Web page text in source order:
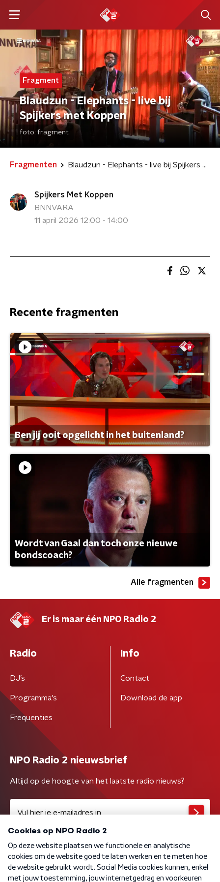
Fragment
Blaudzun - Elephants - live bij
Spijkers met Koppen
foto: fragment
Fragmenten Blaudzun - Elephants - live bij Spijkers met Koppen
Spijkers Met Koppen
BNNVARA
11 april 2026 12:00 - 14:00
Recente fragmenten
Ben jij ooit opgelicht in het buitenland?
Wordt van Gaal dan toch onze nieuwe
bondscoach?
Alle fragmenten
Er is maar één NPO Radio 2
Radio
DJ’s
Programma's
Frequenties
Info
Contact
Download de app
NPO Radio 2 nieuwsbrief
Altijd op de hoogte van het laatste radio nieuws?
Algemene voorwaarden